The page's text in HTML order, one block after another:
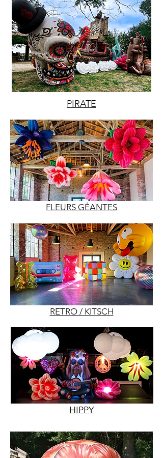
PIRATE
FLEURS GÉANTES
RETRO / KITSCH
HIPPY